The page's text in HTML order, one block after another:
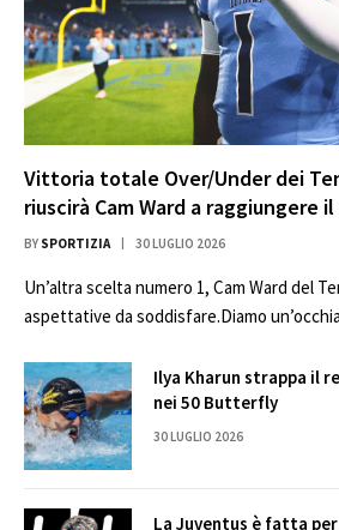
Vittoria totale Over/Under dei
riuscirà Cam Ward a raggiungere
BY SPORTIZIA 30 LUGLIO 2026
Un’altra scelta numero 1, Cam Ward del
aspettative da soddisfare.Diamo
Ilya Kharun strappa il
nei 50 Butterfly
30 LUGLIO 2026
La Juventus è fatta